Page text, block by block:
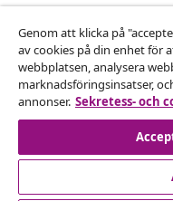
vidaXL
Upptäck mer
Genom att klicka på
av cookies på din enhet för
webbplatsen, analysera
marknadsföringsinsatser,
annonser. Sekretess- och